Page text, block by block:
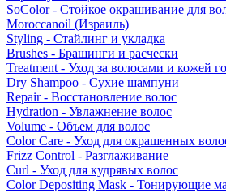
SoColor - Стойкое окрашивание для
Moroccanoil (Израиль)
Styling - Стайлинг и укладка
Brushes - Брашинги и расчески
Treatment - Уход за волосами и кожей
Dry Shampoo - Сухие шампуни
Repair - Восстановление волос
Hydration - Увлажнение волос
Volume - Объем для волос
Color Care - Уход для окрашенных
Frizz Control - Разглаживание
Curl - Уход для кудрявых волос
Color Depositing Mask - Тонирующие